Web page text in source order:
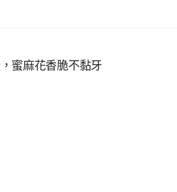
蜜麻花香脆不黏牙